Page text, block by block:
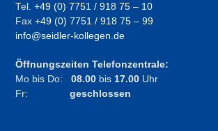
Tel.+49 (0) 7751 / 918 75 – 10
Fax+49 (0) 7751 / 918 75 – 99
info@seidler-kollegen.de
Öffnungszeiten Telefonzentrale:
Mo bis Do:08.00 bis 17.00 Uhr
Fr:geschlossen